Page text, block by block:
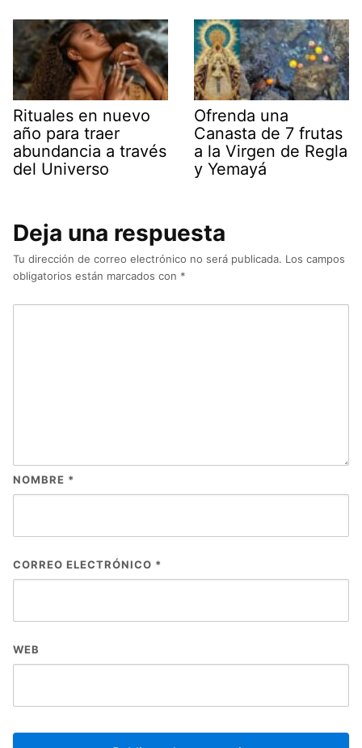
Rituales en nuevo
año para traer
abundancia a través
del Universo
Ofrenda una
Canasta de 7 frutas
a la Virgen de Regla
y Yemayá
Deja una respuesta
Tu dirección de correo electrónico no será publicada. Los campos
obligatorios están marcados con *
NOMBRE *
CORREO ELECTRÓNICO *
WEB